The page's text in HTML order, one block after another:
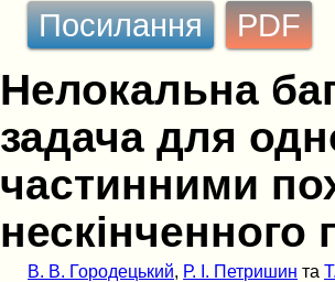
Посилання PDF
Нелокальна
задача для
частинними
нескiнченного
В. В. Городецький, Р. І. Петришин та